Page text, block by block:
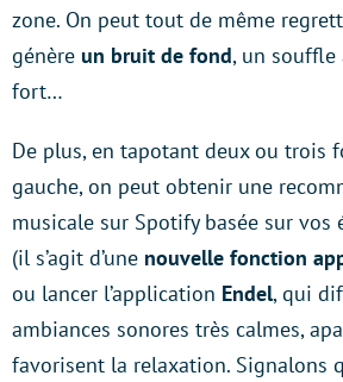
zone. On peut tout de même
génère un bruit de fond, un souffle
fort…
De plus, en tapotant deux ou trois
gauche, on peut obtenir une
musicale sur Spotify basée sur vos
(il s’agit d’une nouvelle fonction
ou lancer l’application Endel, qui
ambiances sonores très calmes,
favorisent la relaxation. Signalons